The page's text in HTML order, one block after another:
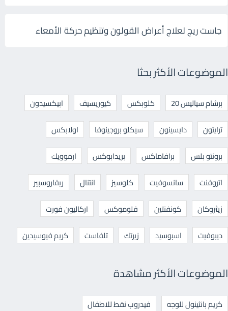
جاست ريج لعلاج أعراض القولون وتنظيم حركة الأمعاء
الموضوعات الأكثر بحثا
برشام سياليس 20 كلوبكس كيوريسيف
ابيكسيدون
ترايتون
دايسينون سيكلو بروجينوفا
اولابكس
برونتو بلس
برافاماكس بريدابوكس
ارموويك
اتروفنت
سانسوفيت كلوسيز انتنال
ريفاروسبير
زيثروكان
كونفنتين فلوموكس
اركاليون فورت
ديبوفيت
اسبوسيد زيرتك تلفاست كريم فيوسيدين
الموضوعات الأكثر مشاهدة
كريم بانثينول للوجه فيدروب نقط للاطفال